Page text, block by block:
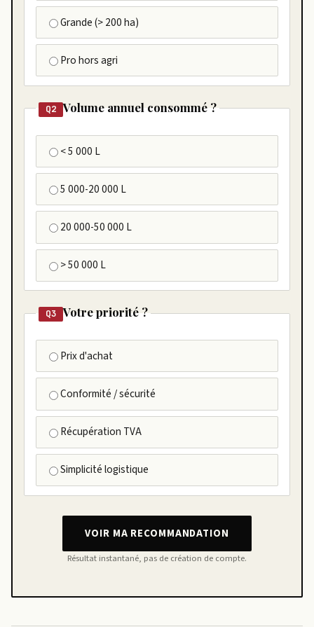
Grande (> 200 ha)
Pro hors agri
Q2 Volume annuel consommé ?
< 5 000 L
5 000-20 000 L
20 000-50 000 L
> 50 000 L
Q3 Votre priorité ?
Prix d'achat
Conformité / sécurité
Récupération TVA
Simplicité logistique
VOIR MA RECOMMANDATION
Résultat instantané, pas de création de compte.